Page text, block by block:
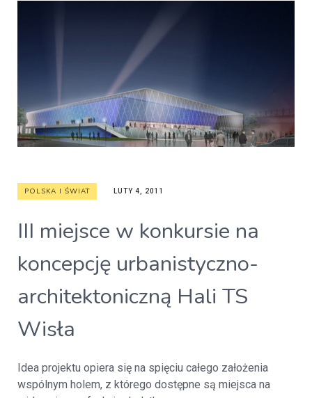
POLSKA I ŚWIAT LUTY 4, 2011
III miejsce w konkursie na
koncepcję urbanistyczno-
architektoniczną Hali TS
Wisła
Idea projektu opiera się na spięciu całego założenia
wspólnym holem, z którego dostępne są miejsca na